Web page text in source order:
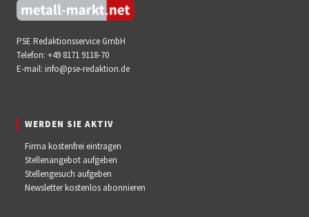
PSE Redaktionsservice GmbH
Telefon: +49 8171 9118-70
E-mail: info@pse-redaktion.de
WERDEN SIE AKTIV
Firma kostenfrei eintragen
Stellenangebot aufgeben
Stellengesuch aufgeben
Newsletter kostenlos abonnieren